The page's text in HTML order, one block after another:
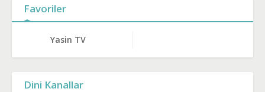
Favoriler
Yasin TV
Dini Kanallar